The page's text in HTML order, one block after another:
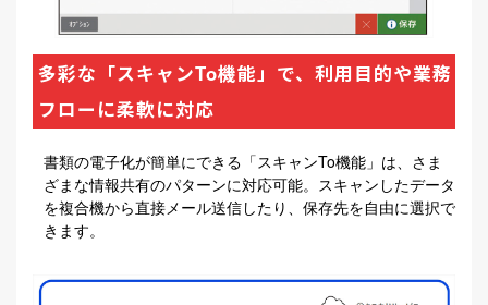
多彩な「スキャンTo機能」で、利用目的や業務
フローに柔軟に対応
書類の電子化が簡単にできる「スキャンTo機能」は、さま
ざまな情報共有のパターンに対応可能。スキャンしたデータ
を複合機から直接メール送信したり、保存先を自由に選択で
きます。